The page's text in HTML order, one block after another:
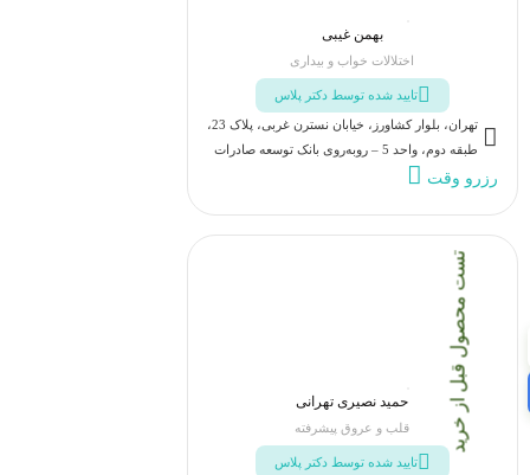
بهمن غیبی
اختلالات خواب و بیداری
تایید شده توسط دکتر پلاس
تهران، بلوار کشاورز، خیابان نسترن غربی، پلاک 23،
طبقه دوم، واحد 5 – روبه‌روی بانک توسعه صادرات
رزرو وقت
حمید نصیری تهرانی
قلب و عروق پیشرفته
تایید شده توسط دکتر پلاس
تست محصول قبل از خرید